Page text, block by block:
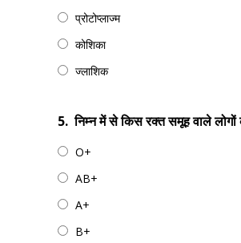
प्रोटोप्लाज्म
कोशिका
ज्लाशिक
5. निम्न में से किस रक्त समूह वाले लोगों
O+
AB+
A+
B+